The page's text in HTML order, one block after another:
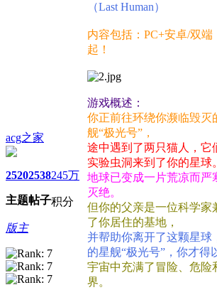
acg之家
2520
主题
2538
帖子
245万
积分
版主
（Last Human）
内容包括：PC+安卓/双
起！
游戏概述：
你正前往环绕你濒临毁灭
舰“极光号”，
途中遇到了两只猫人，它
实验虫洞来到了你的星球。
地球已变成一片荒凉而严
灭绝。
但你的父亲是一位科学家
了你居住的基地，
并帮助你离开了这颗星球
的星舰“极光号”，你才得
宇宙中充满了冒险、危险
界。